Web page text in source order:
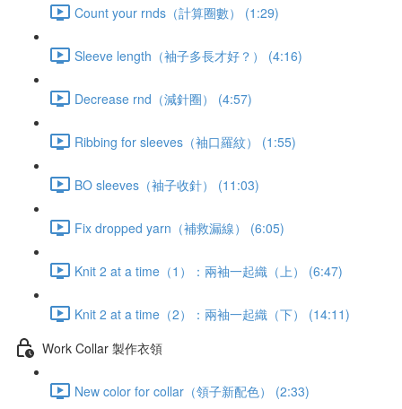
Count your rnds（計算圈數） (1:29)
Sleeve length（袖子多長才好？） (4:16)
Decrease rnd（減針圈） (4:57)
Ribbing for sleeves（袖口羅紋） (1:55)
BO sleeves（袖子收針） (11:03)
Fix dropped yarn（補救漏線） (6:05)
Knit 2 at a time（1）：兩袖一起織（上） (6:47)
Knit 2 at a time（2）：兩袖一起織（下） (14:11)
Work Collar 製作衣領
New color for collar（領子新配色） (2:33)